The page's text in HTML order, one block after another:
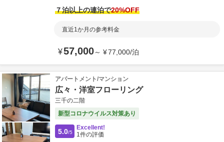
７泊以上の連泊で20%OFF
直近1か月の参考料金
¥57,000～ ¥77,000/泊
アパートメント/マンション
広々・洋室フローリング
三千の二階
新型コロナウイルス対策あり
5.0/5
Excellent!
1件の評価